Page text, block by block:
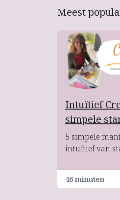
Meest
Intuïtief
simpele
5 simpele
intuïtief van
46 minuten